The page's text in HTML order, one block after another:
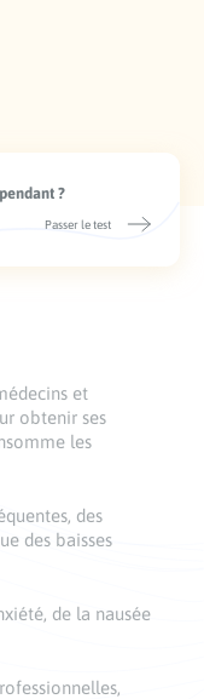
?
Passer le test
et
obtenir ses
les
des
des baisses
de la nausée